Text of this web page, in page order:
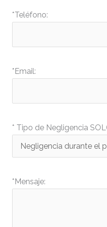
*Teléfono:
*Email:
* Tipo de Negligencia
*Mensaje: